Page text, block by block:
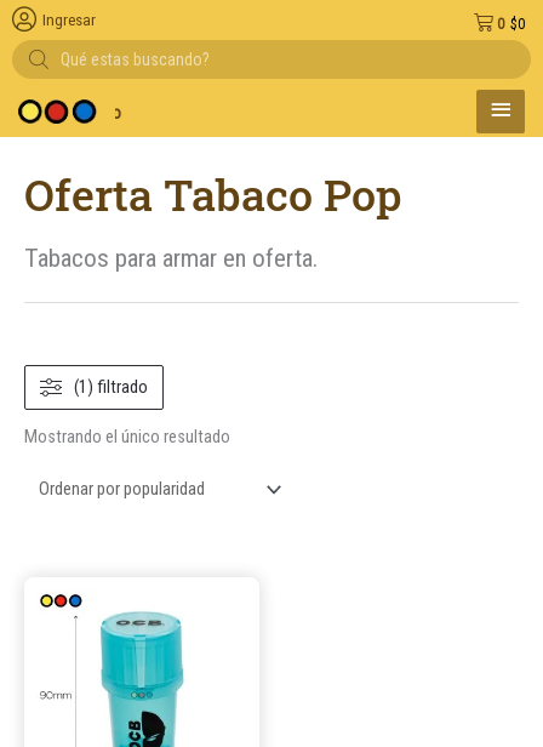
Búsqueda
de
productos
de pago
$0
0
Ingresar
MENÚ
Oferta Tabaco Pop
Tabacos para armar en oferta.
(1) filtrado
Mostrando el único resultado